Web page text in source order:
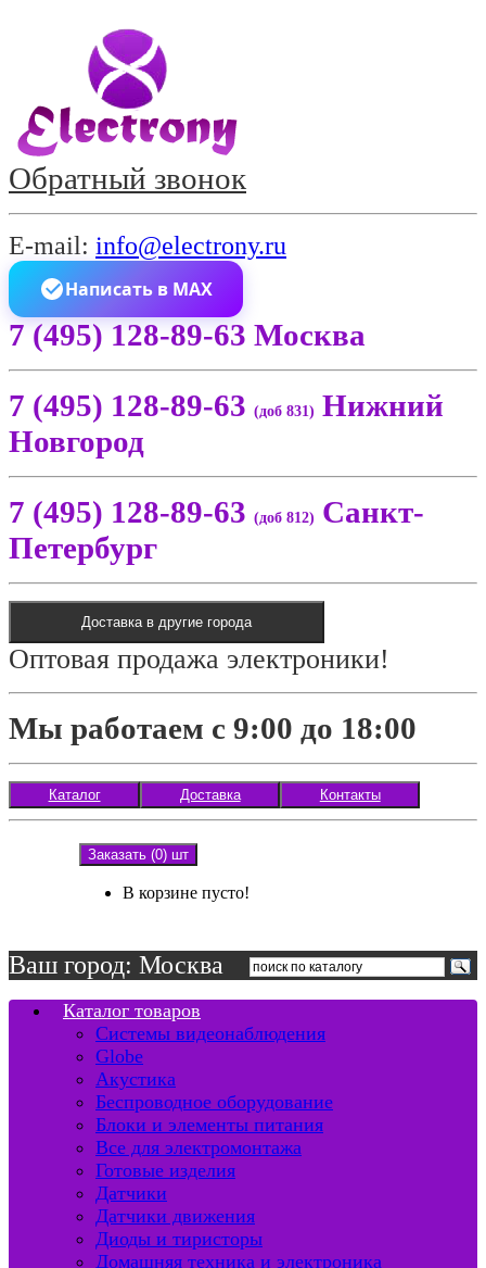
Обратный звонок
E-mail: info@electrony.ru
Написать в MAX
7 (495) 128-89-63 Москва
7 (495) 128-89-63 (доб 831) Нижний
Новгород
7 (495) 128-89-63 (доб 812) Санкт-
Петербург
Доставка в другие города
Оптовая продажа электроники!
Мы работаем с 9:00 до 18:00
Каталог Доставка Контакты
Заказать (0) шт
В корзине пусто!
Ваш город: Москва
Каталог товаров
Системы видеонаблюдения
Globe
Акустика
Беспроводное оборудование
Блоки и элементы питания
Все для электромонтажа
Готовые изделия
Датчики
Датчики движения
Диоды и тиристоры
Домашняя техника и электроника